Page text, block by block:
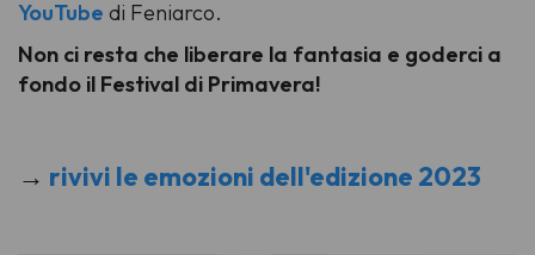
YouTube di Feniarco.
Non ci resta che liberare la fantasia e goderci a
fondo il Festival di Primavera!
→ rivivi le emozioni dell'edizione 2023